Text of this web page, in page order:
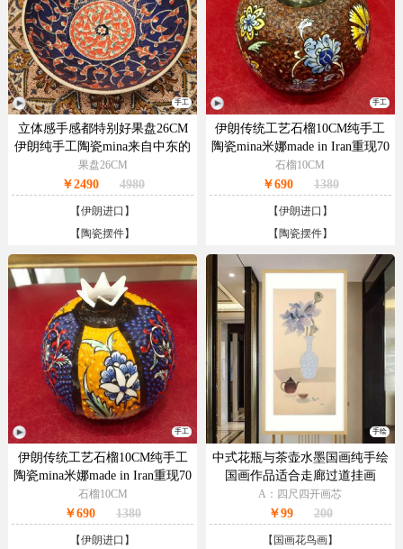
手工
立体感手感都特别好果盘26CM
伊朗纯手工陶瓷mina来自中东的
精品
果盘26CM
￥2490 4980
【伊朗进口 】
【 陶瓷摆件】
手工
伊朗传统工艺石榴10CM纯手工
陶瓷mina米娜made in Iran重现70
年代复古小清新的独特气质
石榴10CM
￥690 1380
【伊朗进口 】
【 陶瓷摆件】
手工
伊朗传统工艺石榴10CM纯手工
陶瓷mina米娜made in Iran重现70
年代复古小清新的独特气质
石榴10CM
￥690 1380
【伊朗进口 】
手绘
中式花瓶与茶壶水墨国画纯手绘
国画作品适合走廊过道挂画
A：四尺四开画芯
￥99 200
【国画花鸟画】